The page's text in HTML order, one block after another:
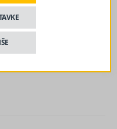
iz Srebrenice:
unesrećenima